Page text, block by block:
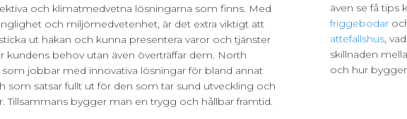
och klimatmedvetna lösningarna som finns. Med
och miljömedvetenhet, är det extra viktigt att
ut hakan och kunna presentera varor och tjänster
kundens behov utan även överträffar dem. North
jobbar med innovativa lösningar för bland annat
som satsar fullt ut för den som tar sund utveckling och
Tillsammans bygger man en trygg och hållbar framtid.
även se få tips
friggebodar
attefallshus,
skillnaden
och hur